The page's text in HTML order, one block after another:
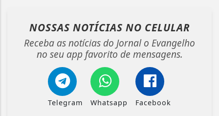
NOSSAS NOTÍCIAS NO CELULAR
Receba as notícias do Jornal o Evangelho
no seu app favorito de mensagens.
Telegram Whatsapp Facebook